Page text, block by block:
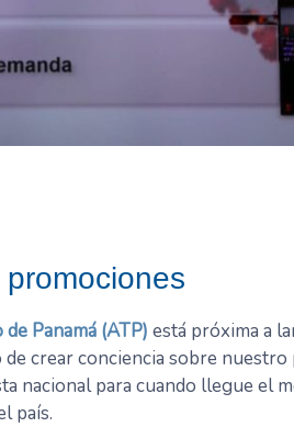
Panamá (ATP) está próxima a
crear conciencia sobre
nacional para cuando llegue el
país.